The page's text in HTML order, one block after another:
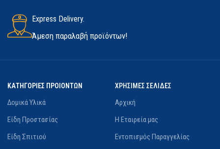
Express Delivery.
Άμεση παραλαβή προϊόντων!
ΚΑΤΗΓΟΡΙΕΣ ΠΡΟΙΟΝΤΩΝ
Δομικά Υλικά
Είδη Προστασίας
Είδη Σπιτιού
ΧΡΗΣΙΜΕΣ ΣΕΛΙΔΕΣ
Αρχική
Η Εταιρεία μας
Εντοπισμός Παραγγελίας